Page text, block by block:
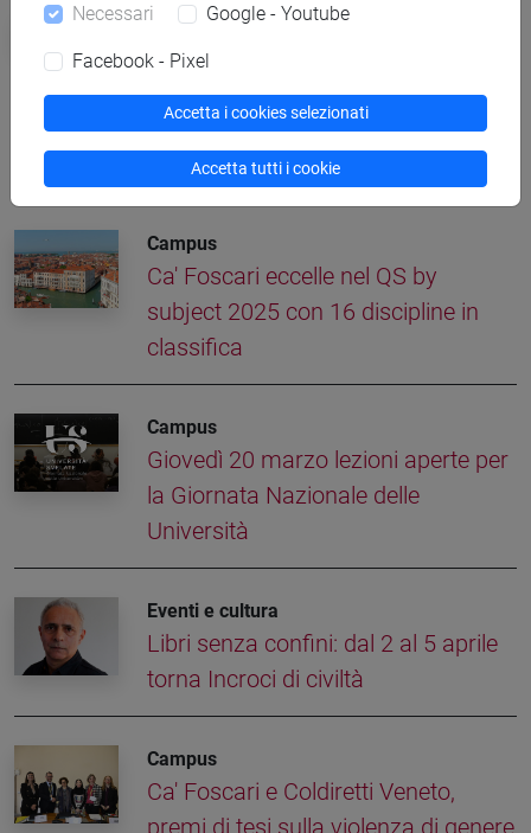
#marcopolo700 cultura
Federica Ferrarin
Altre notizie
Campus
Ca' Foscari eccelle nel QS by
subject 2025 con 16 discipline in
classifica
Campus
Giovedì 20 marzo lezioni aperte per
la Giornata Nazionale delle
Università
Eventi e cultura
Libri senza confini: dal 2 al 5 aprile
torna Incroci di civiltà
Campus
Ca' Foscari e Coldiretti Veneto,
premi di tesi sulla violenza di genere
Necessari Google - Youtube
Facebook - Pixel
Accetta i cookies selezionati
Accetta tutti i cookie